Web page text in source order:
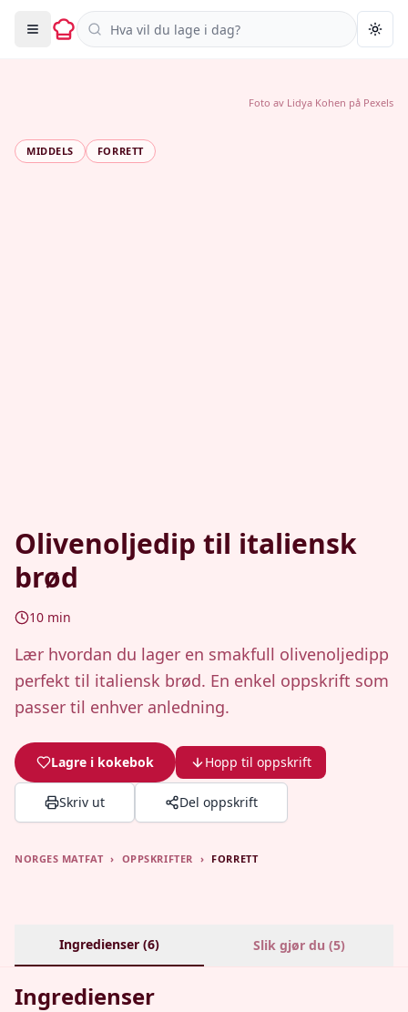
Søk i oppskrifter
MIDDELS FORRETT
Olivenoljedip til italiensk
brød
10 min
Lær hvordan du lager en smakfull olivenoljedipp
perfekt til italiensk brød. En enkel oppskrift som
passer til enhver anledning.
Lagre i kokebok Hopp til oppskrift
Skriv ut Del oppskrift
Foto av Lidya Kohen på Pexels
NORGES MATFAT › OPPSKRIFTER › FORRETT
Ingredienser (6) Slik gjør du (5)
Ingredienser